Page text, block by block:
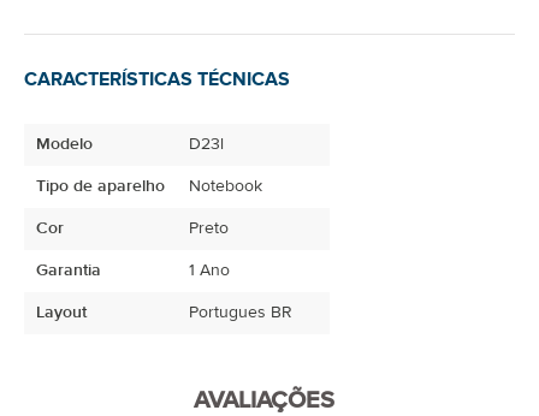
CARACTERÍSTICAS TÉCNICAS
Modelo
D23l
Tipo de aparelho
Notebook
Cor
Preto
Garantia
1 Ano
Layout
Portugues BR
AVALIAÇÕES